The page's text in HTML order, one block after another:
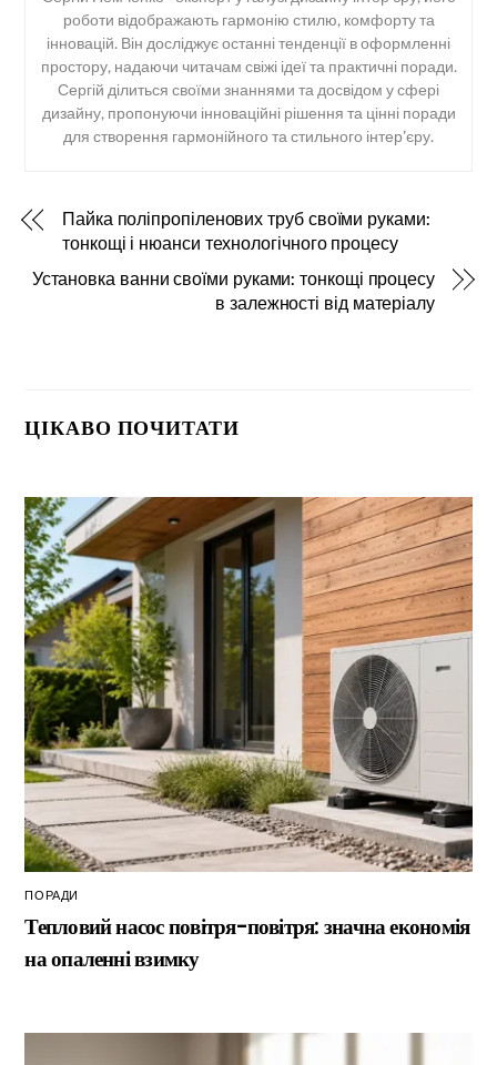
роботи відображають гармонію стилю, комфорту та
інновацій. Він досліджує останні тенденції в оформленні
простору, надаючи читачам свіжі ідеї та практичні поради.
Сергій ділиться своїми знаннями та досвідом у сфері
дизайну, пропонуючи інноваційні рішення та цінні поради
для створення гармонійного та стильного інтер’єру.
Пайка поліпропіленових труб своїми руками:
тонкощі і нюанси технологічного процесу
Установка ванни своїми руками: тонкощі процесу
в залежності від матеріалу
ЦІКАВО ПОЧИТАТИ
ПОРАДИ
Тепловий насос повітря-повітря: значна економія
на опаленні взимку